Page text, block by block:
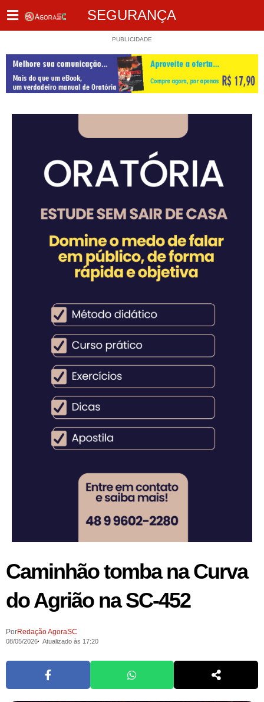
SEGURANÇA
PUBLICIDADE
Caminhão tomba na Curva
do Agrião na SC-452
PorRedação AgoraSC
08/05/2026 Atualizado às 17:20